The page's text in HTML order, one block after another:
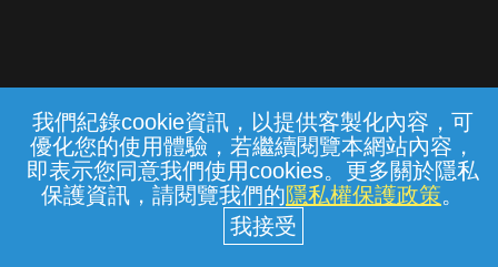
水域安全宣導勿至不明或標示禁止之水域戲
水， 遇雷雨、閃電、地震或山區烏雲密布
時， 請趕快上岸。內政部消防署關心您
我們紀錄cookie資訊，以提供客製化內容，可
優化您的使用體驗，若繼續閱覽本網站內容，
即表示您同意我們使用cookies。更多關於隱私
保護資訊，請閱覽我們的隱私權保護政策。
常見問題 線上客服 服務條款 隱私權保護
中華電信股份有限公司個人家庭分公司
(統一編號：96979949) © 2026
{{notifyMsg}}